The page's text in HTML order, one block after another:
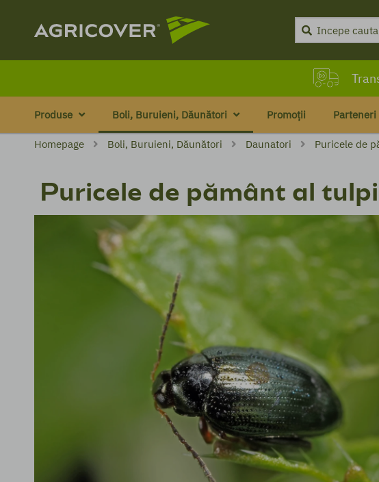
Produse Boli, Buruieni, Dăunători Promoții Parteneri
Homepage Boli, Buruieni, Dăunători Daunatori Puricele de
Puricele de pământ al